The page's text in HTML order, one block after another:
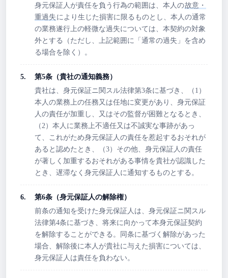
身元保証人が責任を負う行為の範囲は、本人の故意・
重過失 により生じた損害に限るものとし、本人の通常
の業務遂行上の軽微な過失については、本契約の対象
外とする（ただし、上記範囲に「通常の過失」を含め
る場合を除く）。
第5条（貴社の通知義務）
貴社は、身元保証ニ関スル法律第3条に基づき、（1）
本人の業務上の任務又は任地に変更があり、身元保証
人の責任が加重し、又はその監督が困難となるとき、
（2）本人に業務上不適任又は不誠実な事跡があっ
て、これがため身元保証人の責任を惹起するおそれが
あると認めたとき、（3）その他、身元保証人の責任
が著しく加重するおそれがある事情を貴社が認識した
とき、遅滞なく身元保証人に通知するものとする。
第6条（身元保証人の解除権）
前条の通知を受けた身元保証人は、身元保証ニ関スル
法律第4条に基づき、将来に向かって本身元保証契約
を解除することができる。同条に基づく解除があった
場合、解除後に本人が貴社に与えた損害については、
身元保証人は責任を負わない。